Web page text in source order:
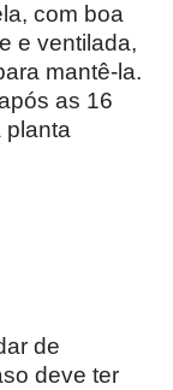
com boa
e ventilada,
mantê-la.
as 16
planta
de
deve ter